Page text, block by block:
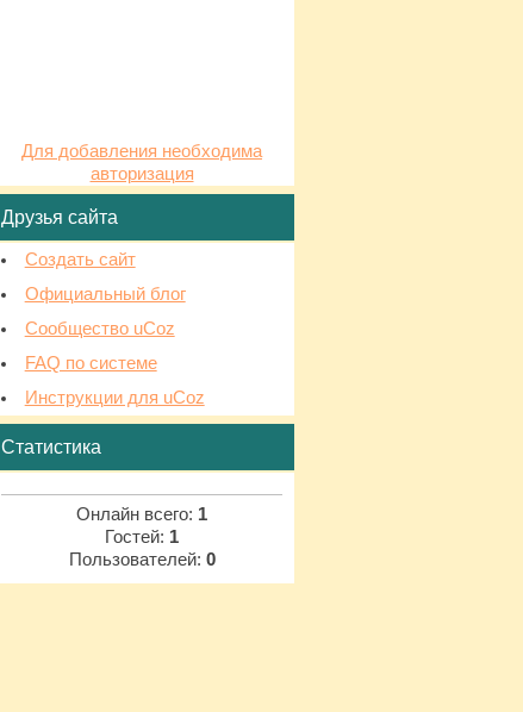
Для добавления необходима
авторизация
Друзья сайта
Создать сайт
Официальный блог
Сообщество uCoz
FAQ по системе
Инструкции для uCoz
Статистика
Онлайн всего: 1
Гостей: 1
Пользователей: 0